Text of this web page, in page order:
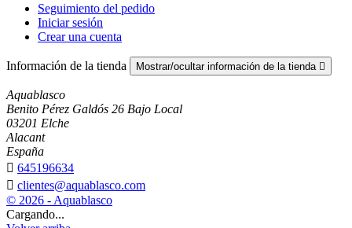
Seguimiento del pedido
Iniciar sesión
Crear una cuenta
Información de la tienda Mostrar/ocultar información de la tienda 
Aquablasco
Benito Pérez Galdós 26 Bajo Local
03201 Elche
Alacant
España
 645196634
 clientes@aquablasco.com
© 2026 - Aquablasco
Cargando...